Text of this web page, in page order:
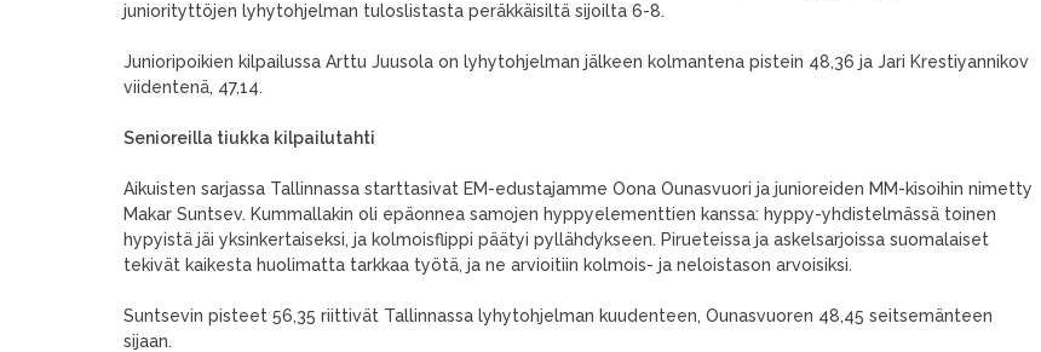
juniorityttöjen lyhytohjelman tuloslistasta peräkkäisiltä sijoilta 6-8.
Junioripoikien kilpailussa Arttu Juusola on lyhytohjelman jälkeen kolmantena pistein 48,36 ja Jari Krestiyannikov
viidentenä, 47,14.
Senioreilla tiukka kilpailutahti
Aikuisten sarjassa Tallinnassa starttasivat EM-edustajamme Oona Ounasvuori ja junioreiden MM-kisoihin nimetty
Makar Suntsev. Kummallakin oli epäonnea samojen hyppyelementtien kanssa: hyppy-yhdistelmässä toinen
hypyistä jäi yksinkertaiseksi, ja kolmoisflippi päätyi pyllähdykseen. Pirueteissa ja askelsarjoissa suomalaiset
tekivät kaikesta huolimatta tarkkaa työtä, ja ne arvioitiin kolmois- ja neloistason arvoisiksi.
Suntsevin pisteet 56,35 riittivät Tallinnassa lyhytohjelman kuudenteen, Ounasvuoren 48,45 seitsemänteen
sijaan.